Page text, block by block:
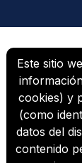
Este sitio
cookies) y
(como
datos del
contenido